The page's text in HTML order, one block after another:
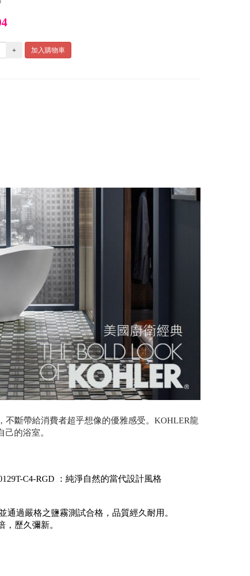
+ 加入購物車
斷帶給消費者超乎想像的優雅感受。KOHLER龍
的浴室。
C4-RGD ：純淨自然的當代設計風格
過嚴格之鹽霧測試合格，品質經久耐用。
歷久彌新。